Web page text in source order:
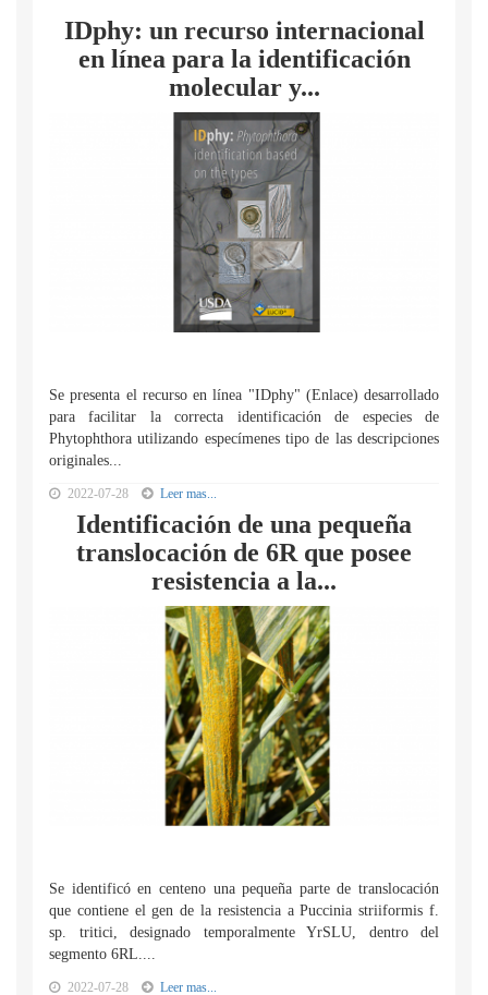
IDphy: un recurso internacional
en línea para la identificación
molecular y...
Se presenta el recurso en línea "IDphy" (Enlace) desarrollado
para facilitar la correcta identificación de especies de
Phytophthora utilizando especímenes tipo de las descripciones
originales...
2022-07-28 Leer mas...
Identificación de una pequeña
translocación de 6R que posee
resistencia a la...
Se identificó en centeno una pequeña parte de translocación
que contiene el gen de la resistencia a Puccinia striiformis f.
sp. tritici, designado temporalmente YrSLU, dentro del
segmento 6RL....
2022-07-28 Leer mas...